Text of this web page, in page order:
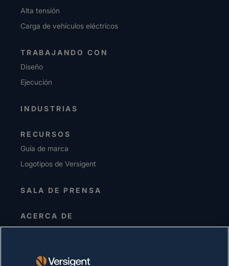
Alta tensión
Carga de vehículos eléctricos
TRABAJANDO CON
Diseño
Ejecución
INDUSTRIAS
RECURSOS
Guía de marca
Logotipos de Versigent
SALA DE PRENSA
ACERCA DE
Alta dirección
Proveedores